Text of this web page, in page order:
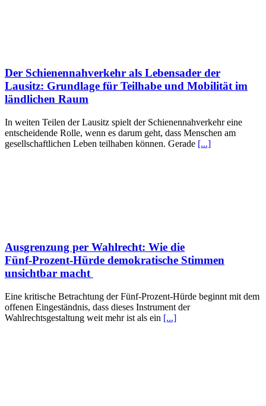
Der Schienennahverkehr als Lebensader der
Lausitz: Grundlage für Teilhabe und Mobilität im
ländlichen Raum
In weiten Teilen der Lausitz spielt der Schienennahverkehr eine
entscheidende Rolle, wenn es darum geht, dass Menschen am
gesellschaftlichen Leben teilhaben können. Gerade [...]
Ausgrenzung per Wahlrecht: Wie die
Fünf‑Prozent‑Hürde demokratische Stimmen
unsichtbar macht ​
Eine kritische Betrachtung der Fünf‑Prozent‑Hürde beginnt mit dem
offenen Eingeständnis, dass dieses Instrument der
Wahlrechtsgestaltung weit mehr ist als ein [...]